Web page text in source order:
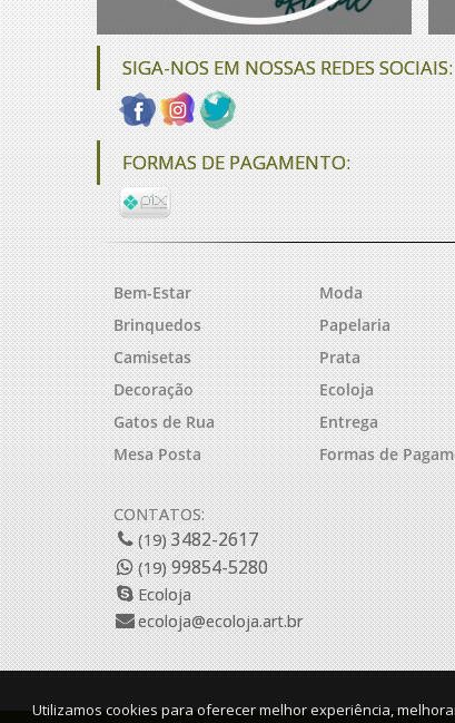
SIGA-NOS EM NOSSAS REDES SOCIAIS:
FORMAS DE PAGAMENTO:
Bem-Estar
Brinquedos
Camisetas
Decoração
Gatos de Rua
Mesa Posta
Moda
Papelaria
Prata
Ecoloja
Entrega
Formas de
CONTATOS:
(19)3482-2617
(19)99854-5280
Ecoloja
ecoloja@ecoloja.art.br
Utilizamos cookies para oferecer melhor experiência,